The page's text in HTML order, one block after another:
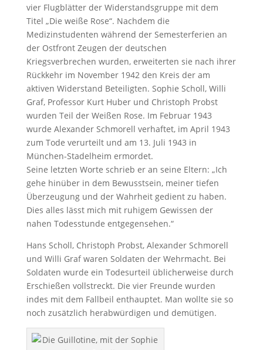
vier Flugblätter der Widerstandsgruppe mit dem
Titel „Die weiße Rose“. Nachdem die
Medizinstudenten während der Semesterferien an
der Ostfront Zeugen der deutschen
Kriegsverbrechen wurden, erweiterten sie nach ihrer
Rückkehr im November 1942 den Kreis der am
aktiven Widerstand Beteiligten. Sophie Scholl, Willi
Graf, Professor Kurt Huber und Christoph Probst
wurden Teil der Weißen Rose. Im Februar 1943
wurde Alexander Schmorell verhaftet, im April 1943
zum Tode verurteilt und am 13. Juli 1943 in
München-Stadelheim ermordet.
Seine letzten Worte schrieb er an seine Eltern: „Ich
gehe hinüber in dem Bewusstsein, meiner tiefen
Überzeugung und der Wahrheit gedient zu haben.
Dies alles lässt mich mit ruhigem Gewissen der
nahen Todesstunde entgegensehen.“
Hans Scholl, Christoph Probst, Alexander Schmorell
und Willi Graf waren Soldaten der Wehrmacht. Bei
Soldaten wurde ein Todesurteil üblicherweise durch
Erschießen vollstreckt. Die vier Freunde wurden
indes mit dem Fallbeil enthauptet. Man wollte sie so
noch zusätzlich herabwürdigen und demütigen.